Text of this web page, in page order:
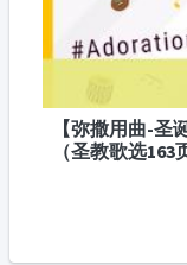
【弥撒用曲-圣
（圣教歌选163